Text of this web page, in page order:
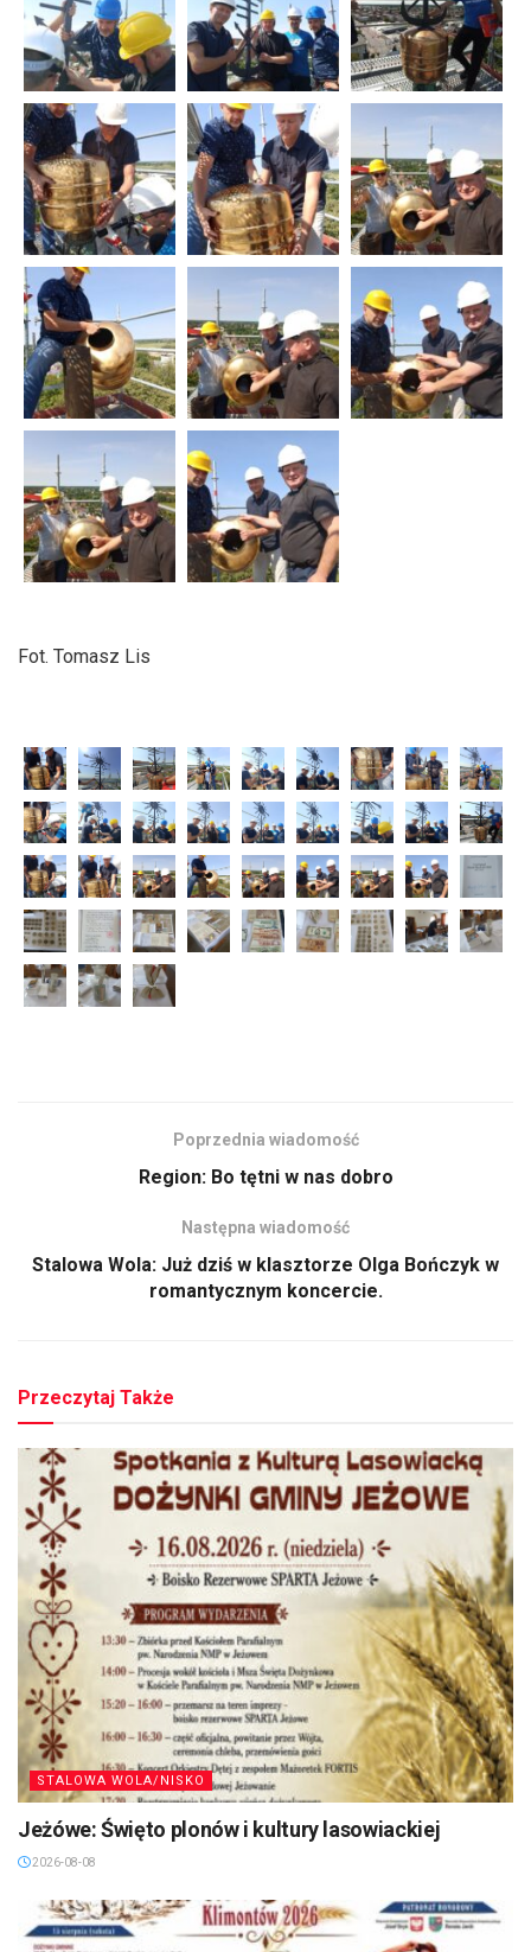
Fot. Tomasz Lis
Poprzednia wiadomość
Region: Bo tętni w nas dobro
Następna wiadomość
Stalowa Wola: Już dziś w klasztorze Olga Bończyk w
romantycznym koncercie.
Przeczytaj Także
STALOWA WOLA/NISKO
Jeżówe: Święto plonów i kultury lasowiackiej
2026-08-08